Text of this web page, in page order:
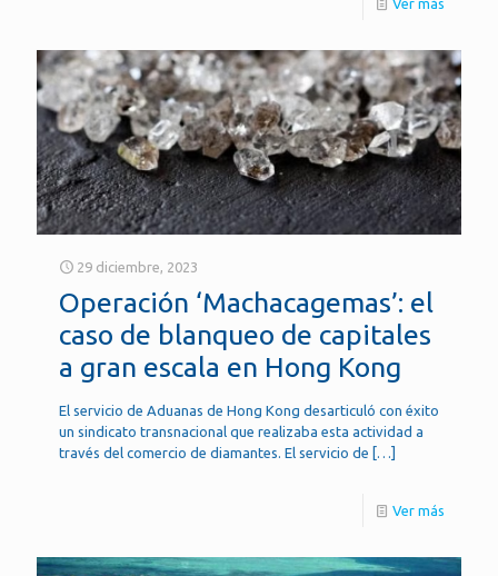
Ver más
29 diciembre, 2023
Operación ‘Machacagemas’: el
caso de blanqueo de capitales
a gran escala en Hong Kong
El servicio de Aduanas de Hong Kong desarticuló con éxito
un sindicato transnacional que realizaba esta actividad a
través del comercio de diamantes. El servicio de […]
Ver más